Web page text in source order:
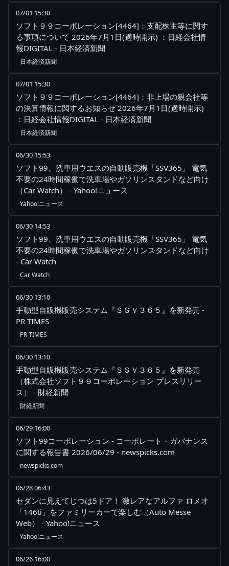
07/01 15:30
ソフト９９コーポレーション[4464]：支配株主等に関す
る事項について 2026年7月1日(適時開示) ：日経会社情
報DIGITAL - 日本経済新聞
日本経済新聞
07/01 15:30
ソフト９９コーポレーション[4464]：非上場の親会社等
の決算情報に関するお知らせ 2026年7月1日(適時開示)
：日経会社情報DIGITAL - 日本経済新聞
日本経済新聞
06/30 15:53
ソフト99、洗車用ウエスの自動販売機「SSV365」 電気
不要の24時間稼働で洗車場やガソリンスタンドなど向け
（Car Watch） - Yahoo!ニュース
Yahoo!ニュース
06/30 14:53
ソフト99、洗車用ウエスの自動販売機「SSV365」 電気
不要の24時間稼働で洗車場やガソリンスタンドなど向け
- Car Watch
Car Watch
06/30 13:10
手動型自販機販売システム『ＳＳＶ３６５』を新発売 -
PR TIMES
PR TIMES
06/30 13:10
手動型自販機販売システム『ＳＳＶ３６５』を新発売
（株式会社ソフト９９コーポレーション プレスリリー
ス） - 財経新聞
財経新聞
06/29 16:00
ソフト99コーポレーション - コーポレート・ガバナンス
に関する報告書 2026/06/29 - newspicks.com
newspicks.com
06/28 06:43
セダンに見えてじつは5ドア！ 激レアなアルファ ロメオ
「146ti」をファミリーカーで楽しむ（Auto Messe
Web） - Yahoo!ニュース
Yahoo!ニュース
06/26 16:00